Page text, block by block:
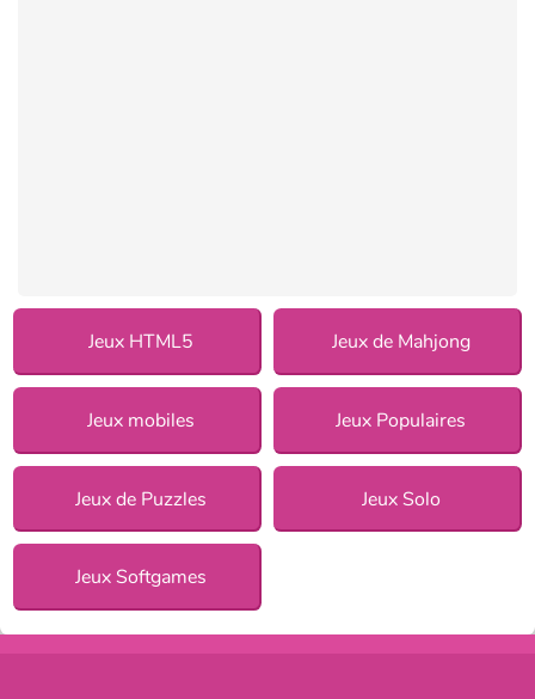
Jeux HTML5 Jeux de Mahjong
Jeux mobiles Jeux Populaires
Jeux de Puzzles Jeux Solo
Jeux Softgames